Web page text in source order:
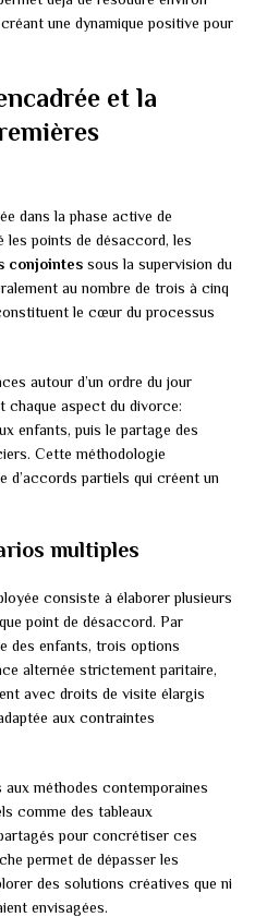
une dynamique positive pour
et la
dans la phase active de
les points de désaccord, les
conjointes sous la supervision du
au nombre de trois à cinq
le cœur du processus
autour d’un ordre du jour
chaque aspect du divorce:
enfants, puis le partage des
Cette méthodologie
d’accords partiels qui créent un
multiples
consiste à élaborer plusieurs
point de désaccord. Par
des enfants, trois options
alternée strictement paritaire,
avec droits de visite élargis
aux contraintes
méthodes contemporaines
comme des tableaux
pour concrétiser ces
permet de dépasser les
des solutions créatives que ni
envisagées.